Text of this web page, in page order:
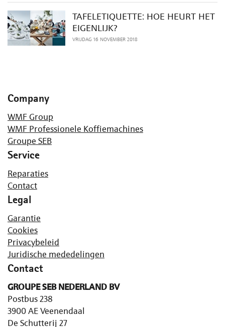
TAFELETIQUETTE: HOE HEURT HET
EIGENLIJK?
VRIJDAG 16 NOVEMBER 2018
Company
WMF Group
WMF Professionele Koffiemachines
Groupe SEB
Service
Reparaties
Contact
Legal
Garantie
Cookies
Privacybeleid
Juridische mededelingen
Contact
GROUPE SEB NEDERLAND BV
Postbus 238
3900 AE Veenendaal
De Schutterij 27